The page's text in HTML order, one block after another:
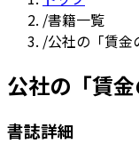
/書籍一覧
/公社の「賃金
公社の「賃
書誌詳細